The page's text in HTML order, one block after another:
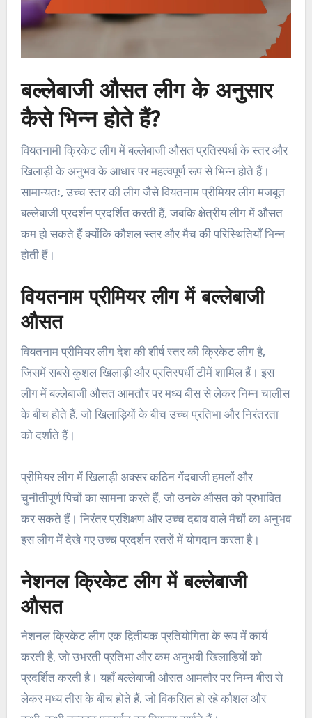
बल्लेबाजी औसत लीग के अनुसार
कैसे भिन्न होते हैं?
वियतनामी क्रिकेट लीग में बल्लेबाजी औसत प्रतिस्पर्धा के स्तर और
खिलाड़ी के अनुभव के आधार पर महत्वपूर्ण रूप से भिन्न होते हैं।
सामान्यतः, उच्च स्तर की लीग जैसे वियतनाम प्रीमियर लीग मजबूत
बल्लेबाजी प्रदर्शन प्रदर्शित करती हैं, जबकि क्षेत्रीय लीग में औसत
कम हो सकते हैं क्योंकि कौशल स्तर और मैच की परिस्थितियाँ भिन्न
होती हैं।
वियतनाम प्रीमियर लीग में बल्लेबाजी
औसत
वियतनाम प्रीमियर लीग देश की शीर्ष स्तर की क्रिकेट लीग है,
जिसमें सबसे कुशल खिलाड़ी और प्रतिस्पर्धी टीमें शामिल हैं। इस
लीग में बल्लेबाजी औसत आमतौर पर मध्य बीस से लेकर निम्न चालीस
के बीच होते हैं, जो खिलाड़ियों के बीच उच्च प्रतिभा और निरंतरता
को दर्शाते हैं।
प्रीमियर लीग में खिलाड़ी अक्सर कठिन गेंदबाजी हमलों और
चुनौतीपूर्ण पिचों का सामना करते हैं, जो उनके औसत को प्रभावित
कर सकते हैं। निरंतर प्रशिक्षण और उच्च दबाव वाले मैचों का अनुभव
इस लीग में देखे गए उच्च प्रदर्शन स्तरों में योगदान करता है।
नेशनल क्रिकेट लीग में बल्लेबाजी
औसत
नेशनल क्रिकेट लीग एक द्वितीयक प्रतियोगिता के रूप में कार्य
करती है, जो उभरती प्रतिभा और कम अनुभवी खिलाड़ियों को
प्रदर्शित करती है। यहाँ बल्लेबाजी औसत आमतौर पर निम्न बीस से
लेकर मध्य तीस के बीच होते हैं, जो विकसित हो रहे कौशल और